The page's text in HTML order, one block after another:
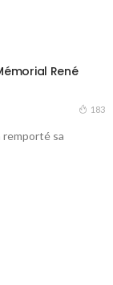
René
183
remporté sa